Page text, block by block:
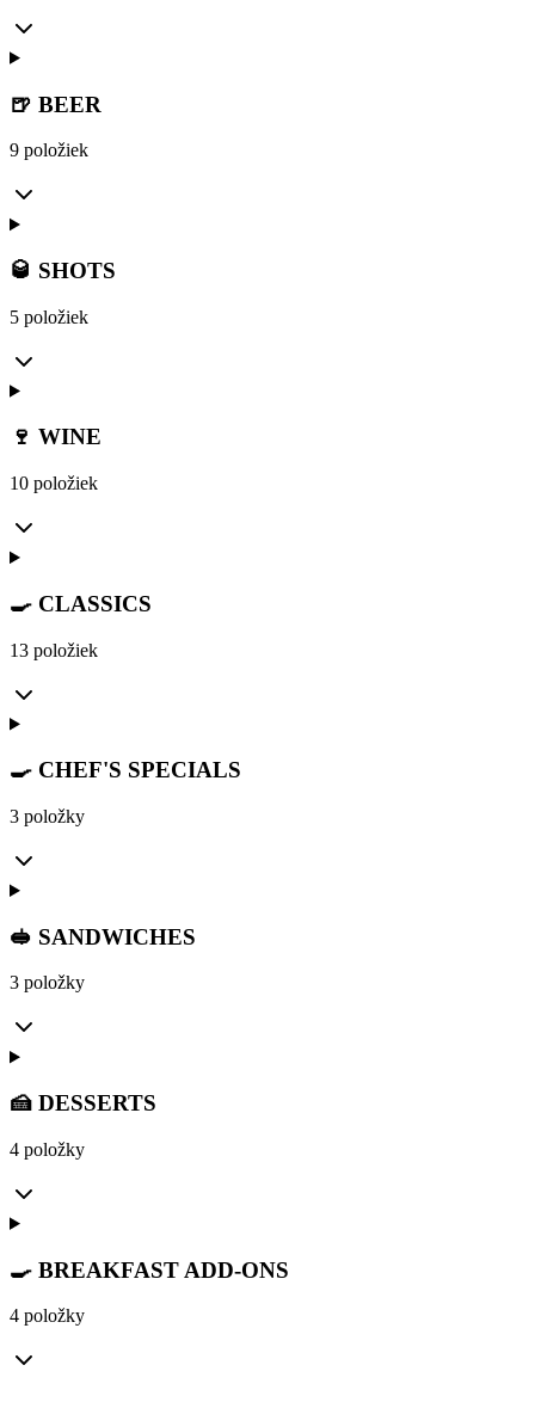
🍺 BEER
9 položiek
🥃 SHOTS
5 položiek
🍷 WINE
10 položiek
🍳 CLASSICS
13 položiek
🍳 CHEF'S SPECIALS
3 položky
🥪 SANDWICHES
3 položky
🍰 DESSERTS
4 položky
🍳 BREAKFAST ADD-ONS
4 položky